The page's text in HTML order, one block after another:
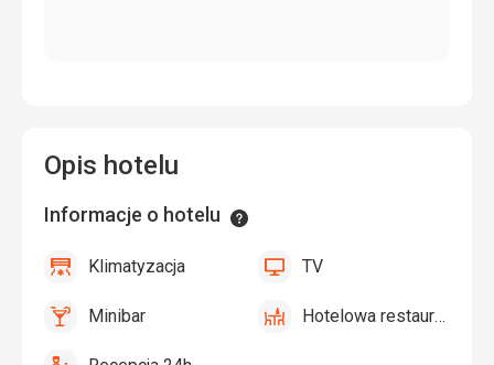
Opis hotelu
Informacje o hotelu Informacje
Klimatyzacja
Klimatyzacja
tak TV TV
tak
Minibar,Minibar
tak
Hotelowa
Hotelowa restauracja
tak